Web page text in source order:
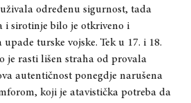
određenu sigurnost, tada
i sirotinje bilo je otkriveno i
turske vojske. Tek u 17. i 18.
je rasti lišen straha od provala
autentičnost ponegdje narušena
koji je atavistička potreba da